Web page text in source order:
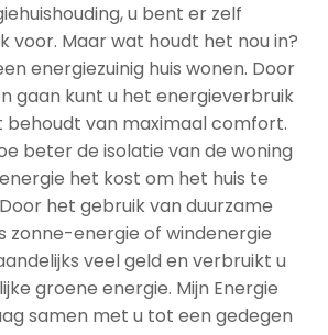
u bent er zelf
voor. Maar wat houdt het nou in?
energiezuinig huis wonen. Door
gaan kunt u het energieverbruik
van maximaal comfort.
beter de isolatie van de woning
het kost om het huis te
het gebruik van duurzame
zonne-energie of windenergie
veel geld en verbruikt u
groene energie. Mijn Energie
samen met u tot een gedegen